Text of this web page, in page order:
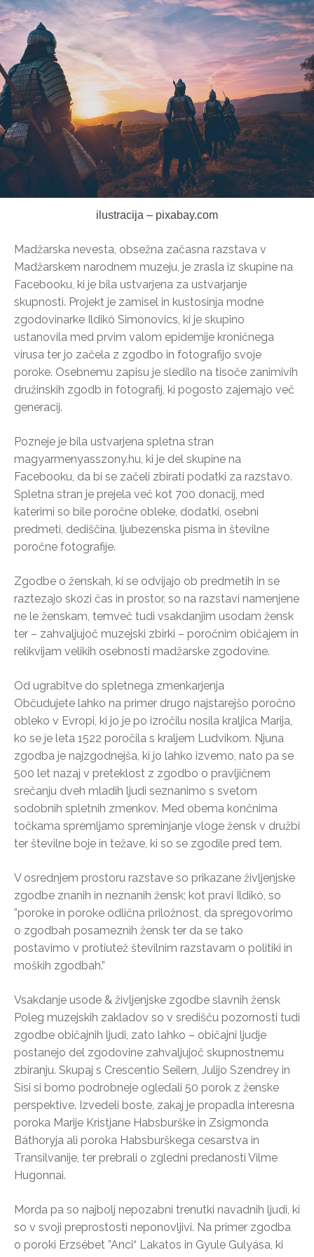
ilustracija – pixabay.com
Madžarska nevesta, obsežna začasna razstava v
Madžarskem narodnem muzeju, je zrasla iz skupine na
Facebooku, ki je bila ustvarjena za ustvarjanje
skupnosti. Projekt je zamisel in kustosinja modne
zgodovinarke Ildikó Simonovics, ki je skupino
ustanovila med prvim valom epidemije kroničnega
virusa ter jo začela z zgodbo in fotografijo svoje
poroke. Osebnemu zapisu je sledilo na tisoče zanimivih
družinskih zgodb in fotografij, ki pogosto zajemajo več
generacij.
Pozneje je bila ustvarjena spletna stran
magyarmenyasszony.hu, ki je del skupine na
Facebooku, da bi se začeli zbirati podatki za razstavo.
Spletna stran je prejela več kot 700 donacij, med
katerimi so bile poročne obleke, dodatki, osebni
predmeti, dediščina, ljubezenska pisma in številne
poročne fotografije.
Zgodbe o ženskah, ki se odvijajo ob predmetih in se
raztezajo skozi čas in prostor, so na razstavi namenjene
ne le ženskam, temveč tudi vsakdanjim usodam žensk
ter – zahvaljujoč muzejski zbirki – poročnim običajem in
relikvijam velikih osebnosti madžarske zgodovine.
Od ugrabitve do spletnega zmenkarjenja
Občudujete lahko na primer drugo najstarejšo poročno
obleko v Evropi, ki jo je po izročilu nosila kraljica Marija,
ko se je leta 1522 poročila s kraljem Ludvikom. Njuna
zgodba je najzgodnejša, ki jo lahko izvemo, nato pa se
500 let nazaj v preteklost z zgodbo o pravljičnem
srečanju dveh mladih ljudi seznanimo s svetom
sodobnih spletnih zmenkov. Med obema končnima
točkama spremljamo spreminjanje vloge žensk v družbi
ter številne boje in težave, ki so se zgodile pred tem.
V osrednjem prostoru razstave so prikazane življenjske
zgodbe znanih in neznanih žensk; kot pravi Ildikó, so
”poroke in poroke odlična priložnost, da spregovorimo
o zgodbah posameznih žensk ter da se tako
postavimo v protiutež številnim razstavam o politiki in
moških zgodbah.”
Vsakdanje usode & življenjske zgodbe slavnih žensk
Poleg muzejskih zakladov so v središču pozornosti tudi
zgodbe običajnih ljudi, zato lahko – običajni ljudje
postanejo del zgodovine zahvaljujoč skupnostnemu
zbiranju. Skupaj s Crescentio Seilern, Julijo Szendrey in
Sisi si bomo podrobneje ogledali 50 porok z ženske
perspektive. Izvedeli boste, zakaj je propadla interesna
poroka Marije Kristjane Habsburške in Zsigmonda
Báthoryja ali poroka Habsburškega cesarstva in
Transilvanije, ter prebrali o zgledni predanosti Vilme
Hugonnai.
Morda pa so najbolj nepozabni trenutki navadnih ljudi, ki
so v svoji preprostosti neponovljivi. Na primer zgodba
o poroki Erzsébet ”Anci“ Lakatos in Gyule Gulyása, ki